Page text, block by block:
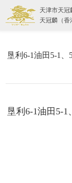
天津市天冠
天冠麟（香
垦利6-1油田5-1
垦利6-1油田5-